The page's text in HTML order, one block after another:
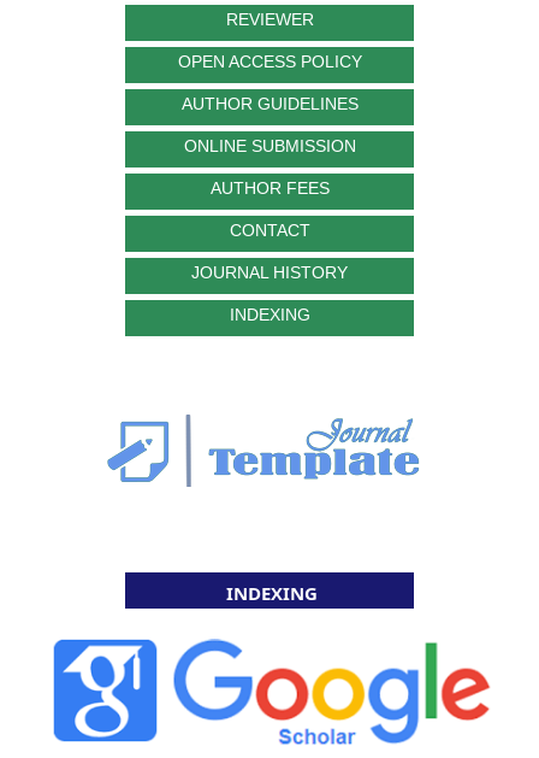
REVIEWER
OPEN ACCESS POLICY
AUTHOR GUIDELINES
ONLINE SUBMISSION
AUTHOR FEES
CONTACT
JOURNAL HISTORY
INDEXING
INDEXING